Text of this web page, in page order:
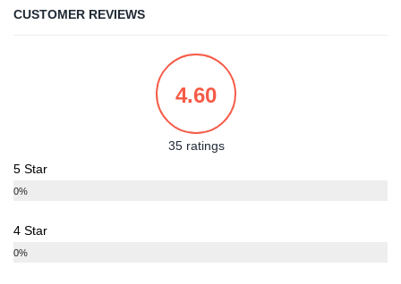
CUSTOMER REVIEWS
4.60
35 ratings
5 Star
0%
4 Star
0%